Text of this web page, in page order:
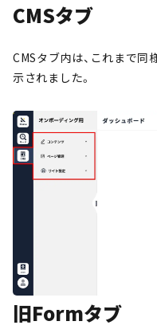
CMSタブ
CMSタブ内は、これまで
示されました。
旧Formタブ